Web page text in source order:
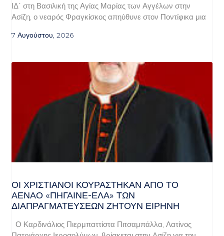
ΙΔ΄ στη Βασιλική της Αγίας Μαρίας των Αγγέλων στην
Ασίζη, ο νεαρός Φραγκίσκος απηύθυνε στον Ποντίφικα μια
7 Αυγούστου, 2026
ΟΙ ΧΡΙΣΤΙΑΝΟΊ ΚΟΥΡΆΣΤΗΚΑΝ ΑΠΌ ΤΟ
ΑΈΝΑΟ «ΠΉΓΑΙΝΕ-ΈΛΑ» ΤΩΝ
ΔΙΑΠΡΑΓΜΑΤΕΎΣΕΩΝ ΖΗΤΟΎΝ ΕΙΡΉΝΗ
Ο Καρδινάλιος Πιερμπαττίστα Πιτσαμπάλλα, Λατίνος